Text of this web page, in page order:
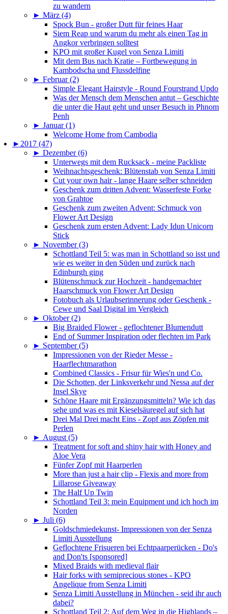
zu wandern
► März (4)
Spock Bun - großer Dutt für feines Haar
Siem Reap und warum du mehr als einen Tag in
Angkor verbringen solltest
KPO mit großer Kugel von Senza Limiti
Mit dem Bus nach Kratie – Fortbewegung in
Kambodscha und Flussdelfine
► Februar (2)
Simple Elegant Hairstyle - Round Fourstrand Updo
Was der Mensch dem Menschen antut – Geschichte
die unter die Haut geht und unser Besuch in Phnom
Penh
► Januar (1)
Welcome Home from Cambodia
► 2017 (47)
► Dezember (6)
Unterwegs mit dem Rucksack - meine Packliste
Weihnachtsgeschenk: Blütenstab von Senza Limiti
Cut your own hair - lange Haare selber schneiden
Geschenk zum dritten Advent: Wasserfeste Forke
von Grahtoe
Geschenk zum zweiten Advent: Schmuck von
Flower Art Design
Geschenk zum ersten Advent: Lady Idun Unicorn
Stick
► November (3)
Schottland Teil 5: was man in Schottland so isst und
wie es weiter in den Süden und zurück nach
Edinburgh ging
Blütenschmuck zur Hochzeit - handgemachter
Haarschmuck von Flower Art Design
Fotobuch als Urlaubserinnerung oder Geschenk -
Cewe und Saal Digital im Vergleich
► Oktober (2)
Big Braided Flower - geflochtener Blumendutt
End of Summer Inspiration oder flechten im Park
► September (5)
Impressionen von der Rieder Messe -
Haarflechtmarathon
Combined Classics - Frisur für Wies'n und Co.
Die Schotten, der Linksverkehr und Nessa auf der
Insel Skye
Schöne Haare mit Ergänzungsmitteln? Wie ich das
sehe und was es mit Kieselsäuregel auf sich hat
Drei Mal Drei macht Eins - Zopf aus Zöpfen mit
Perlen
► August (5)
Treatment for soft and shiny hair with Honey and
Aloe Vera
Fünfer Zopf mit Haarperlen
More than just a hair clip - Flexis and more from
Lillarose Giveaway
The Half Up Twin
Schottland Teil 3: mein Equipment und ich hoch im
Norden
► Juli (6)
Goldschmiedekunst- Impressionen von der Senza
Limiti Ausstellung
Geflochtene Frisueren bei Echtpaarperücken - Do's
and Don'ts [sponsored]
Mixed Braids with medieval flair
Hair forks with semiprecious stones - KPO
Angelique from Senza Limiti
Senza Limiti Ausstellung in München - seid ihr auch
dabei?
Schottland Teil 2: Auf dem Weg in die Highlands –